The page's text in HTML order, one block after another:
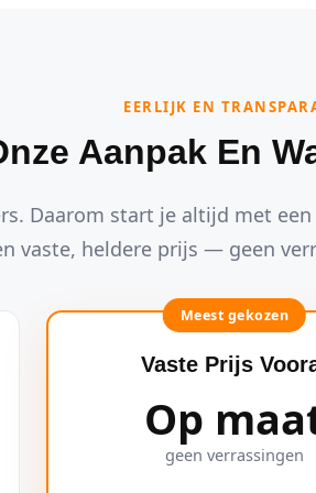
EERLIJK EN
Aanpak En
Daarom start je altijd met
vaste, heldere prijs — geen
Meest gekozen
Vaste Prijs
Op
geen verrassingen